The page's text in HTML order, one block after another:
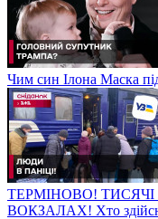
Чим син Ілона Маска
ТЕРМІНОВО!
ВОКЗАЛАХ! Хто